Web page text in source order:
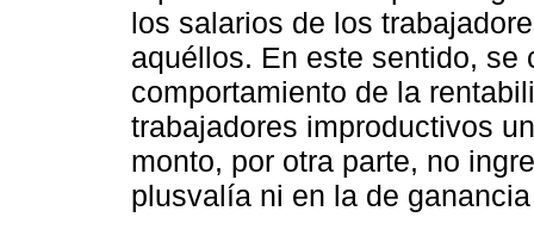
los salarios de los
aquéllos. En este sentido, se
comportamiento de la
trabajadores improductivos
monto, por otra parte, no
plusvalía ni en la de